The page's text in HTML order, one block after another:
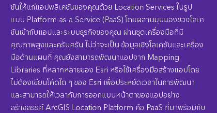
ชันให้แก่แอปพลิเคชันของคุณด้วย Location Services ในรูป
แบบ Platform-as-a-Service (PaaS) โดยผสานมุมมองของโลเค
ชันเข้ากับแอปและระบบธุรกิจของคุณ ผ่านชุดเครื่องมือที่มี
คุณภาพสูงและครับครัน ไม่ว่าจะเป็น ข้อมูลเชิงโลเคชันและเครื่อง
มือด้านแผนที่ คุณยังสามารถพัฒนาแอปจาก Mapping
Libraries ที่หลากหลายของ Esri หรือใช้เครื่องมือสร้างแอปโดย
ไม่ต้องเขียนโค้ดใด ๆ ของ Esri เพื่อประหยัดเวลาในการพัฒนา
และสามารถให้เวลากับการออกแบบหน้าตาของแอปอย่าง
สร้างสรรค์ ArcGIS Location Platform คือ PaaS ที่มาพร้อมกับ